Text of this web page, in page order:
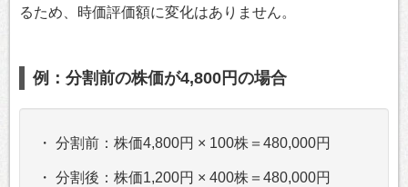
るため、時価評価額に変化はありません。
例：分割前の株価が4,800円の場合
・ 分割前：株価4,800円 × 100株＝480,000円
・ 分割後：株価1,200円 × 400株＝480,000円